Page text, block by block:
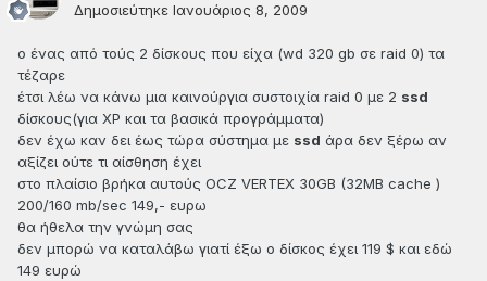
Δημοσιεύτηκε Ιανουάριος 8, 2009
ο ένας από τούς 2 δίσκους που είχα (wd 320 gb σε raid 0) τα
τέζαρε
έτσι λέω να κάνω μια καινούργια συστοιχία raid 0 με 2 ssd
δίσκους(για XP και τα βασικά προγράμματα)
δεν έχω καν δει έως τώρα σύστημα με ssd άρα δεν ξέρω αν
αξίζει ούτε τι αίσθηση έχει
στο πλαίσιο βρήκα αυτούς OCZ VERTEX 30GB (32MB cache )
200/160 mb/sec 149,- ευρω
θα ήθελα την γνώμη σας
δεν μπορώ να καταλάβω γιατί έξω ο δίσκος έχει 119 $ και εδώ
149 ευρώ